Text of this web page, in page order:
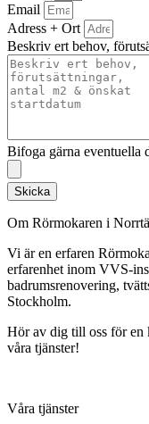
Email
Adress + Ort
Beskriv ert behov,
Bifoga gärna eventuella
Skicka
Om Rörmokaren i
Vi är en erfaren
erfarenhet inom VVS-
badrumsrenovering,
Stockholm.
Hör av dig till oss för en
våra tjänster!
Våra tjänster